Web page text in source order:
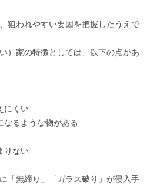
狙われやすい要因を把握したうえで
）家の特徴としては、以下の点があ
にくい
なるような物がある
りない
「無締り」「ガラス破り」が侵入手